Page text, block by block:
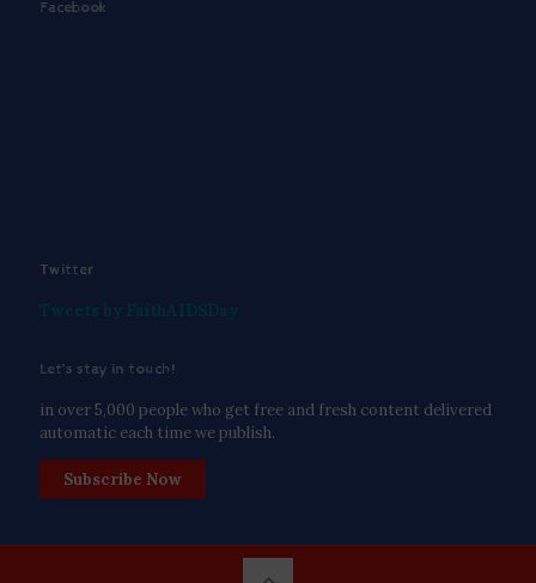
Facebook
Twitter
Let’s stay in touch!
in over 5,000 people who get free and fresh content delivered
automatic each time we publish.
Subscribe Now